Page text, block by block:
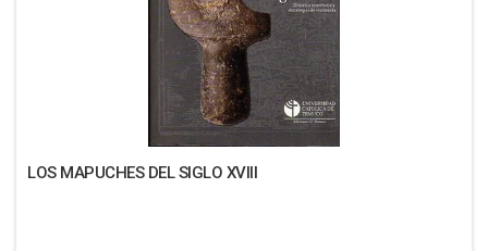
LOS MAPUCHES DEL SIGLO XVIII